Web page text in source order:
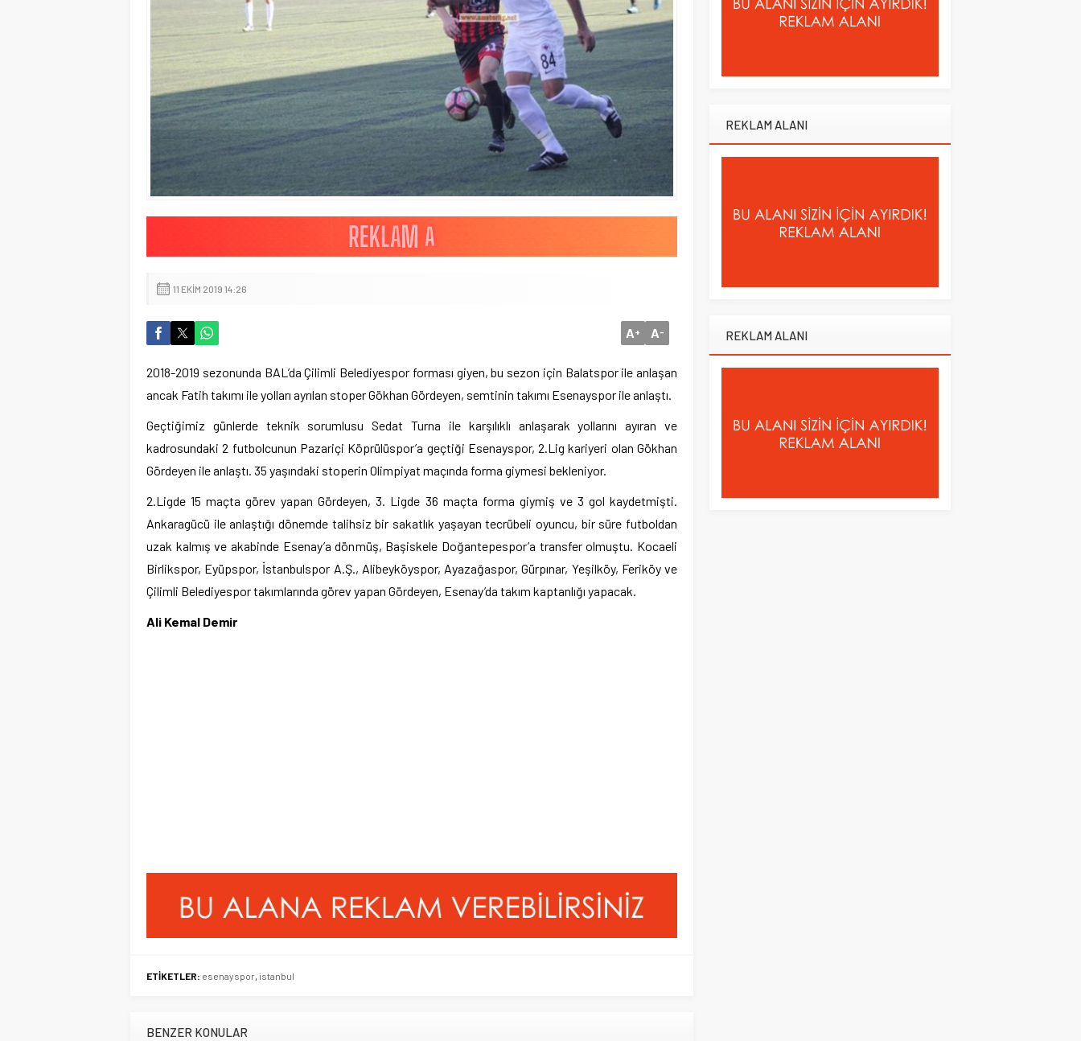
11 EKIM 2019 14:26
A+ A-
2018-2019 sezonunda BAL’da Çilimli Belediyespor forması giyen, bu sezon için Balatspor ile anlaşan
ancak Fatih takımı ile yolları ayrılan stoper Gökhan Gördeyen, semtinin takımı Esenayspor ile anlaştı.
Geçtiğimiz günlerde teknik sorumlusu Sedat Turna ile karşılıklı anlaşarak yollarını ayıran ve
kadrosundaki 2 futbolcunun Pazariçi Köprülüspor’a geçtiği Esenayspor, 2.Lig kariyeri olan Gökhan
Gördeyen ile anlaştı. 35 yaşındaki stoperin Olimpiyat maçında forma giymesi bekleniyor.
2.Ligde 15 maçta görev yapan Gördeyen, 3. Ligde 36 maçta forma giymiş ve 3 gol kaydetmişti.
Ankaragücü ile anlaştığı dönemde talihsiz bir sakatlık yaşayan tecrübeli oyuncu, bir süre futboldan
uzak kalmış ve akabinde Esenay’a dönmüş, Başiskele Doğantepespor’a transfer olmuştu. Kocaeli
Birlikspor, Eyüpspor, İstanbulspor A.Ş., Alibeyköyspor, Ayazağaspor, Gürpınar, Yeşilköy, Feriköy ve
Çilimli Belediyespor takımlarında görev yapan Gördeyen, Esenay’da takım kaptanlığı yapacak.
Ali Kemal Demir
ETİKETLER: esenayspor, istanbul
BENZER KONULAR
REKLAM ALANI
REKLAM ALANI